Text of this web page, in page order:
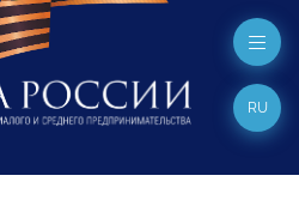
RU